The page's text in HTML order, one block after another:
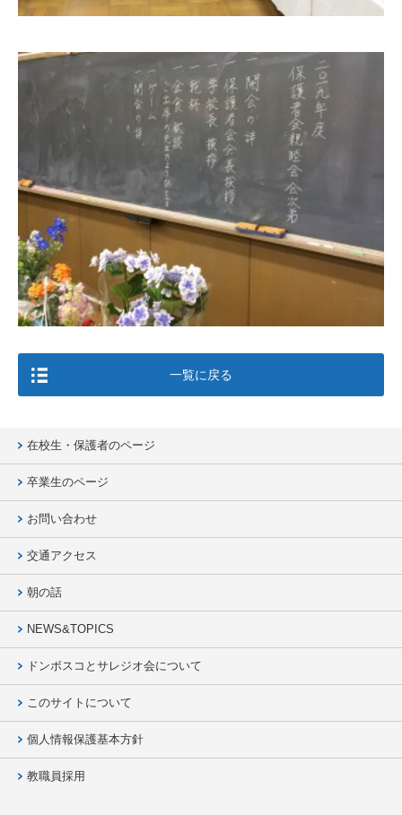
一覧に戻る
在校生・保護者のページ
卒業生のページ
お問い合わせ
交通アクセス
朝の話
NEWS&TOPICS
ドンボスコとサレジオ会について
このサイトについて
個人情報保護基本方針
教職員採用